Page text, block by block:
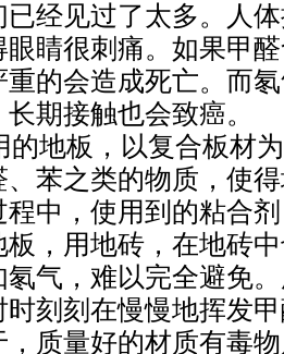
已经见过了太多。人
眼睛很刺痛。如果甲
重的会造成死亡。而
期接触也会致癌。
地板，以复合板材
苯之类的物质，使
程中，使用到的粘合
板，用地砖，在地砖
氡气，难以完全避免
刻刻在慢慢地挥发
，质量好的材质有毒